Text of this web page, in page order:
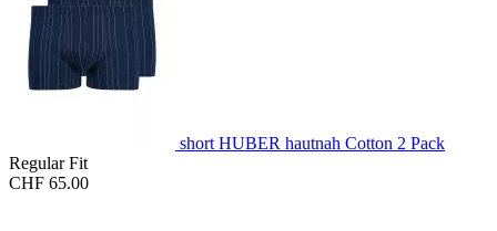
short HUBER hautnah Cotton 2 Pack
Regular Fit
CHF 65.00